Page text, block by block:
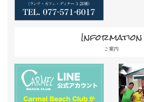
Information
ご案内